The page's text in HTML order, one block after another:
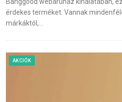
érdekes terméket. Vannak
márkáktól,…
AKCIÓK